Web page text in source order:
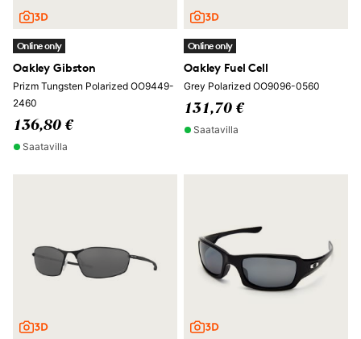
Online only
Oakley Gibston
Prizm Tungsten Polarized OO9449-
2460
136,80 €
Saatavilla
Online only
Oakley Fuel Cell
Grey Polarized OO9096-0560
131,70 €
Saatavilla